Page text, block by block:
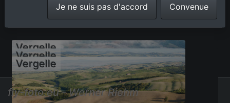
Vergelle
Vergelle
Vergelle
fly-foto.eu - Werner Riehm
Je ne suis pas d'accord Convenue